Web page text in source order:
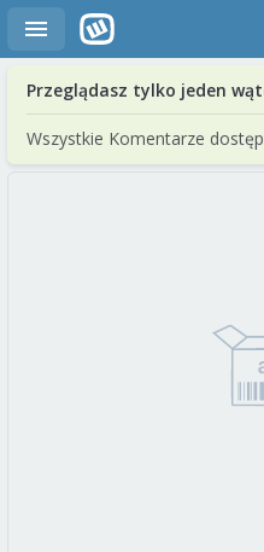
Przeglądasz tylko jeden
Wszystkie Komentarze